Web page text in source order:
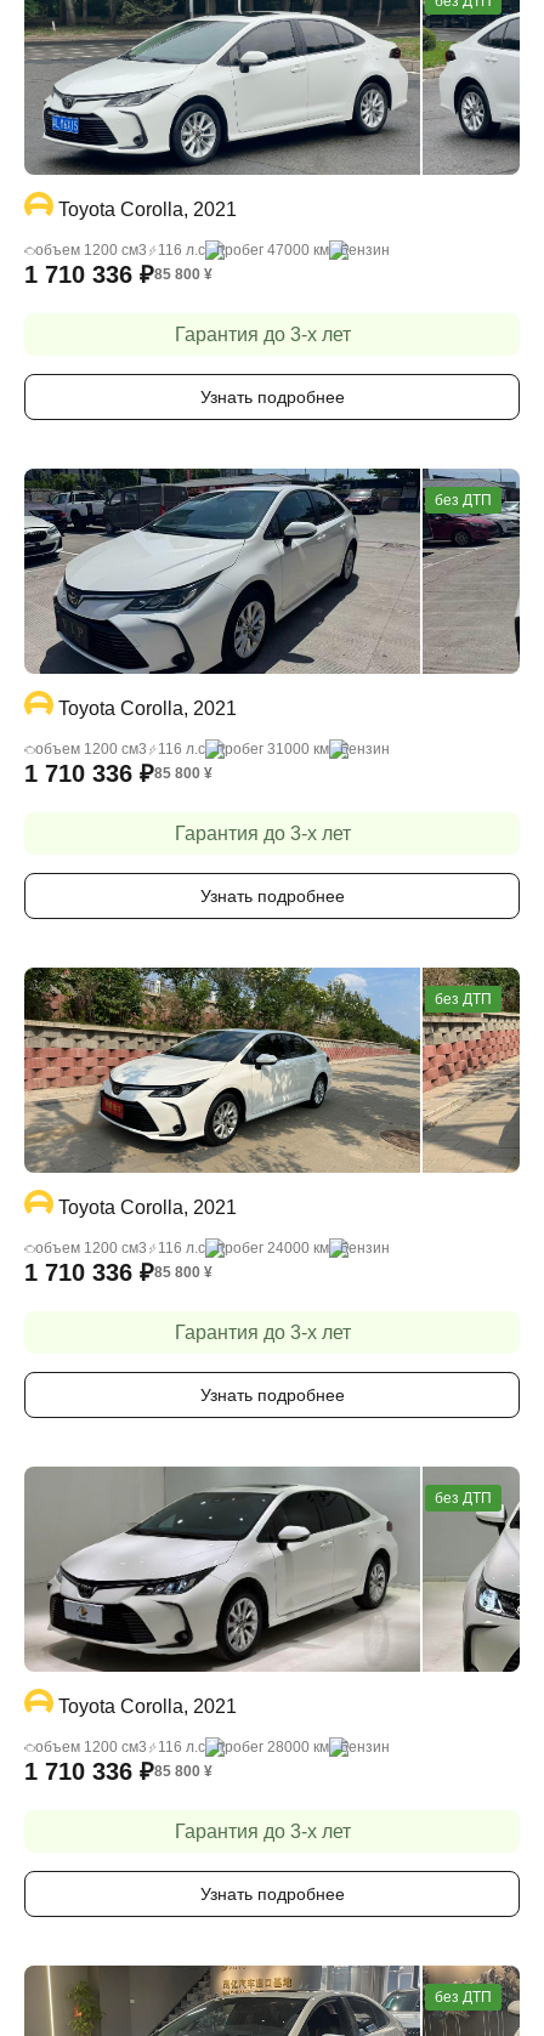
Toyota Corolla, 2021
объем 1200 cм3 116 л.с пробег 47000 км бензин
1 710 336 ₽85 800 ¥
Гарантия до 3-х лет
Узнать подробнее
без ДТП
Toyota Corolla, 2021
объем 1200 cм3 116 л.с пробег 31000 км бензин
1 710 336 ₽85 800 ¥
Гарантия до 3-х лет
Узнать подробнее
без ДТП
Toyota Corolla, 2021
объем 1200 cм3 116 л.с пробег 24000 км бензин
1 710 336 ₽85 800 ¥
Гарантия до 3-х лет
Узнать подробнее
без ДТП
Toyota Corolla, 2021
объем 1200 cм3 116 л.с пробег 28000 км бензин
1 710 336 ₽85 800 ¥
Гарантия до 3-х лет
Узнать подробнее
без ДТП